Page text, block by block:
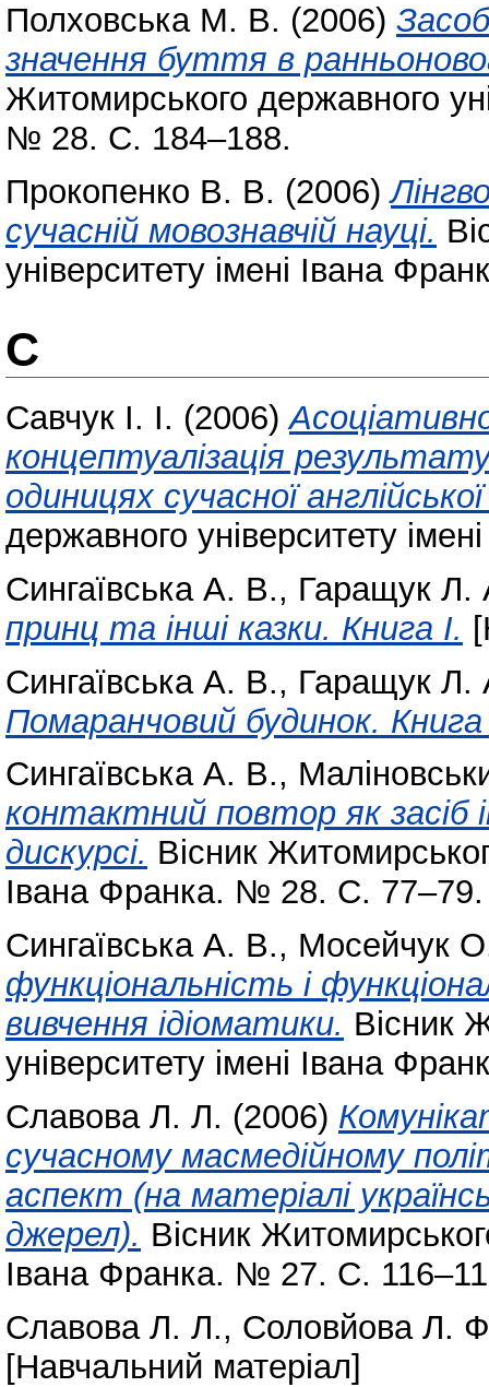
Полховська М. В. (2006)
значення буття в
Житомирського державного
№ 28. С. 184–188.
Прокопенко В. В. (2006)
сучасній мовознавчій науці.
університету імені Івана
С
Савчук І. І. (2006)
концептуалізація
одиницях сучасної
державного університету
Сингаївська А. В., Гаращук Л.
принц та інші казки. Книга І.
Сингаївська А. В., Гаращук Л.
Помаранчовий будинок.
Сингаївська А. В.,
контактний повтор як засіб
дискурсі. Вісник
Івана Франка. № 28. С. 77–79.
Сингаївська А. В., Мосейчук
функціональність і
вивчення ідіоматики. Вісник
університету імені Івана
Славова Л. Л. (2006)
сучасному масмедійному
аспект (на матеріалі
джерел). Вісник
Івана Франка. № 27. С.
Славова Л. Л., Соловйова Л.
[Навчальний матеріал]